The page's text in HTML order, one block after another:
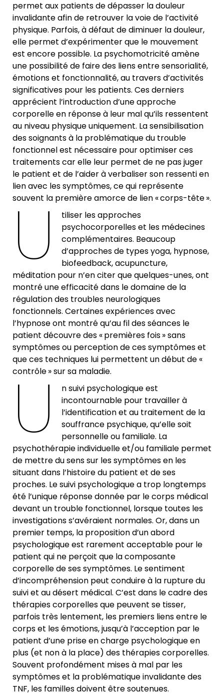
permet aux patients de dépasser la douleur
invalidante afin de retrouver la voie de l’activité
physique. Parfois, à défaut de diminuer la douleur,
elle permet d’expérimenter que le mouvement
est encore possible. La psychomotricité amène
une possibilité de faire des liens entre sensorialité,
émotions et fonctionnalité, au travers d’activités
significatives pour les patients. Ces derniers
apprécient l’introduction d’une approche
corporelle en réponse à leur mal qu’ils ressentent
au niveau physique uniquement. La sensibilisation
des soignants à la problématique du trouble
fonctionnel est nécessaire pour optimiser ces
traitements car elle leur permet de ne pas juger
le patient et de l’aider à verbaliser son ressenti en
lien avec les symptômes, ce qui représente
souvent la première amorce de lien « corps-tête ».
U
tiliser les approches
psychocorporelles et les médecines
complémentaires. Beaucoup
d’approches de types yoga, hypnose,
biofeedback, acupuncture,
méditation pour n’en citer que quelques-unes, ont
montré une efficacité dans le domaine de la
régulation des troubles neurologiques
fonctionnels. Certaines expériences avec
l’hypnose ont montré qu’au fil des séances le
patient découvre des « premières fois » sans
symptômes ou perception de ces symptômes et
que ces techniques lui permettent un début de «
contrôle » sur sa maladie.
U
n suivi psychologique est
incontournable pour travailler à
l’identification et au traitement de la
souffrance psychique, qu’elle soit
personnelle ou familiale. La
psychothérapie individuelle et/ou familiale permet
de mettre du sens sur les symptômes en les
situant dans l’histoire du patient et de ses
proches. Le suivi psychologique a trop longtemps
été l’unique réponse donnée par le corps médical
devant un trouble fonctionnel, lorsque toutes les
investigations s’avéraient normales. Or, dans un
premier temps, la proposition d’un abord
psychologique est rarement acceptable pour le
patient qui ne perçoit que la composante
corporelle de ses symptômes. Le sentiment
d’incompréhension peut conduire à la rupture du
suivi et au désert médical. C’est dans le cadre des
thérapies corporelles que peuvent se tisser,
parfois très lentement, les premiers liens entre le
corps et les émotions, jusqu’à l’acception par le
patient d’une prise en charge psychologique en
plus (et non à la place) des thérapies corporelles.
Souvent profondément mises à mal par les
symptômes et la problématique invalidante des
TNF, les familles doivent être soutenues.